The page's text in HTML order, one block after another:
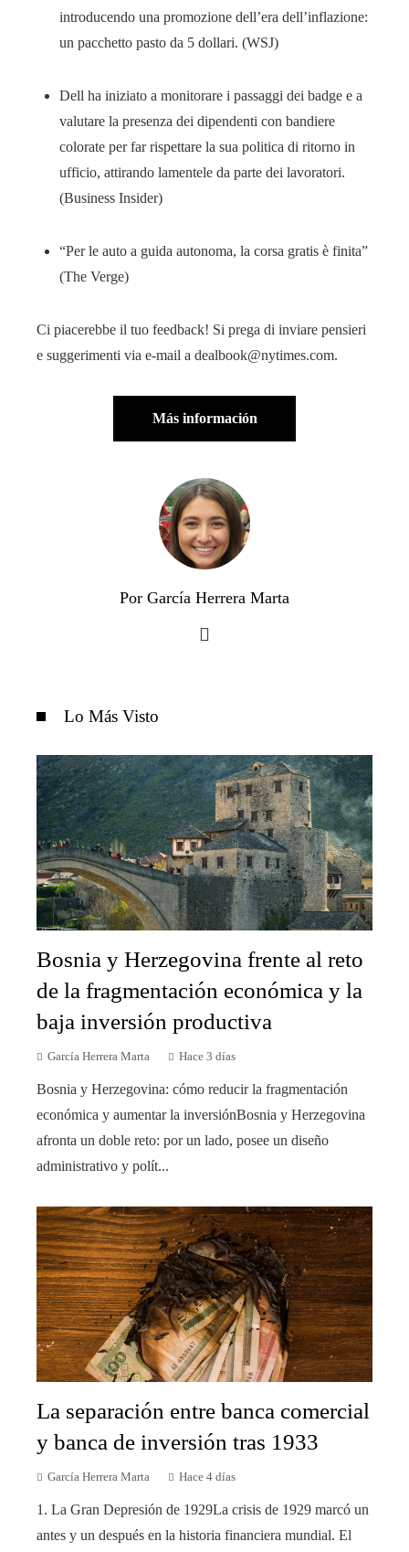
introducendo una promozione dell’era dell’inflazione:
un pacchetto pasto da 5 dollari. (WSJ)
Dell ha iniziato a monitorare i passaggi dei badge e a
valutare la presenza dei dipendenti con bandiere
colorate per far rispettare la sua politica di ritorno in
ufficio, attirando lamentele da parte dei lavoratori.
(Business Insider)
“Per le auto a guida autonoma, la corsa gratis è finita”
(The Verge)
Ci piacerebbe il tuo feedback! Si prega di inviare pensieri
e suggerimenti via e-mail a dealbook@nytimes.com.
Más información
Por García Herrera Marta
Lo Más Visto
Bosnia y Herzegovina frente al reto
de la fragmentación económica y la
baja inversión productiva
García Herrera Marta Hace 3 días
Bosnia y Herzegovina: cómo reducir la fragmentación
económica y aumentar la inversiónBosnia y Herzegovina
afronta un doble reto: por un lado, posee un diseño
administrativo y polít...
La separación entre banca comercial
y banca de inversión tras 1933
García Herrera Marta Hace 4 días
1. La Gran Depresión de 1929La crisis de 1929 marcó un
antes y un después en la historia financiera mundial. El